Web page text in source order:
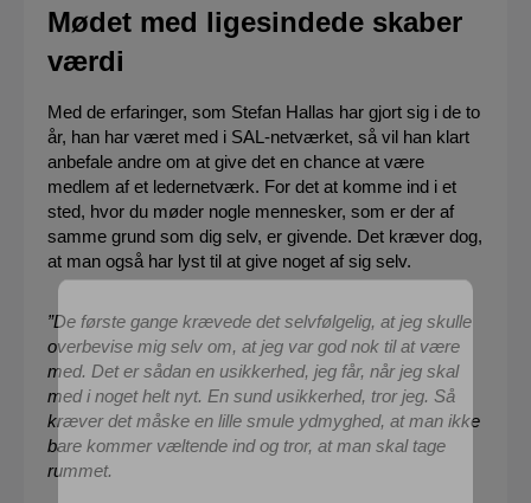
Mødet med ligesindede skaber
værdi
Med de erfaringer, som Stefan Hallas har gjort sig i de to
år, han har været med i SAL-netværket, så vil han klart
anbefale andre om at give det en chance at være
medlem af et ledernetværk. For det at komme ind i et
sted, hvor du møder nogle mennesker, som er der af
samme grund som dig selv, er givende. Det kræver dog,
at man også har lyst til at give noget af sig selv.
”De første gange krævede det selvfølgelig, at jeg skulle
overbevise mig selv om, at jeg var god nok til at være
med. Det er sådan en usikkerhed, jeg får, når jeg skal
med i noget helt nyt. En sund usikkerhed, tror jeg. Så
kræver det måske en lille smule ydmyghed, at man ikke
bare kommer væltende ind og tror, at man skal tage
rummet.